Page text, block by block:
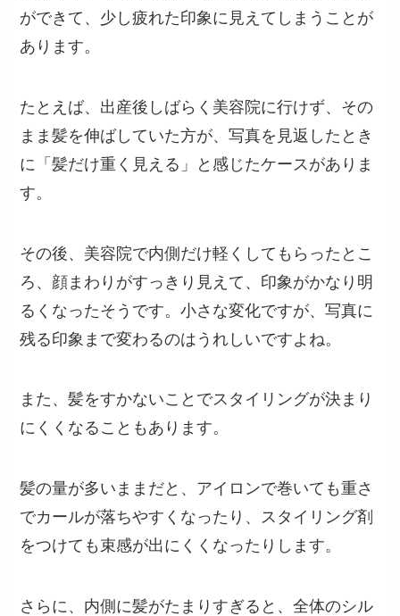
ができて、少し疲れた印象に見えてしまうことが
あります。
たとえば、出産後しばらく美容院に行けず、その
まま髪を伸ばしていた方が、写真を見返したとき
に「髪だけ重く見える」と感じたケースがありま
す。
その後、美容院で内側だけ軽くしてもらったとこ
ろ、顔まわりがすっきり見えて、印象がかなり明
るくなったそうです。小さな変化ですが、写真に
残る印象まで変わるのはうれしいですよね。
また、髪をすかないことでスタイリングが決まり
にくくなることもあります。
髪の量が多いままだと、アイロンで巻いても重さ
でカールが落ちやすくなったり、スタイリング剤
をつけても束感が出にくくなったりします。
さらに、内側に髪がたまりすぎると、全体のシル